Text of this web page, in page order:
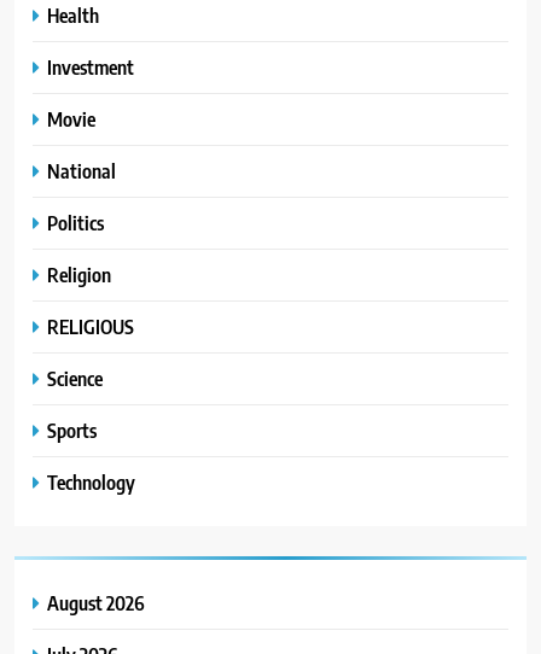
Health
Investment
Movie
National
Politics
Religion
RELIGIOUS
Science
Sports
Technology
August 2026